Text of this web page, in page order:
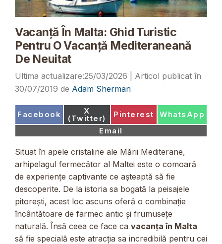
Vacanță În Malta: Ghid Turistic
Pentru O Vacanță Mediteraneană
De Neuitat
25/03/2026
30/07/2019 de Adam Sherman
Share
Facebook Share
on
X
(Twitter) Share
Pinterest Share
WhatsApp
Share
on
Email
Situat în apele cristaline ale Mării Mediterane,
arhipelagul fermecător al Maltei este o comoară
de experiențe captivante ce așteaptă să fie
descoperite. De la istoria sa bogată la peisajele
pitorești, acest loc ascuns oferă o combinație
încântătoare de farmec antic și frumusețe
naturală. Însă ceea ce face ca vacanța în Malta
să fie specială este atracția sa incredibilă pentru cei